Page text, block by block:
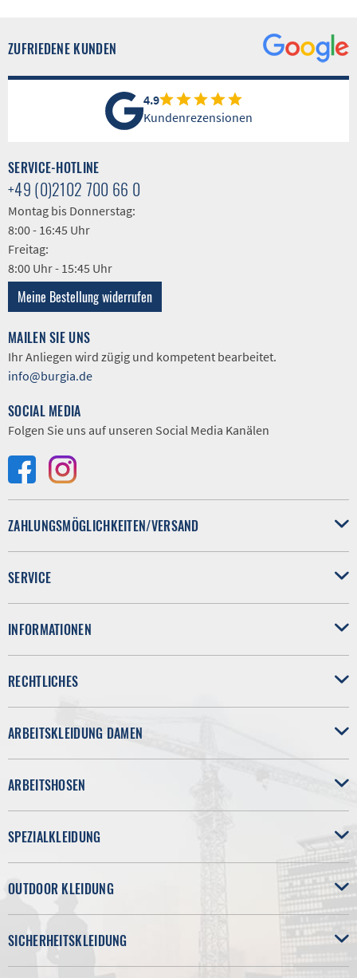
ZUFRIEDENE KUNDEN
4.9
Kundenrezensionen
SERVICE-HOTLINE
+49 (0)2102 700 66 0
Montag bis Donnerstag:
8:00 - 16:45 Uhr
Freitag:
8:00 Uhr - 15:45 Uhr
Meine Bestellung widerrufen
MAILEN SIE UNS
Ihr Anliegen wird zügig und kompetent bearbeitet.
info@burgia.de
SOCIAL MEDIA
Folgen Sie uns auf unseren Social Media Kanälen
ZAHLUNGSMÖGLICHKEITEN/VERSAND
SERVICE
INFORMATIONEN
RECHTLICHES
ARBEITSKLEIDUNG DAMEN
ARBEITSHOSEN
SPEZIALKLEIDUNG
OUTDOOR KLEIDUNG
SICHERHEITSKLEIDUNG